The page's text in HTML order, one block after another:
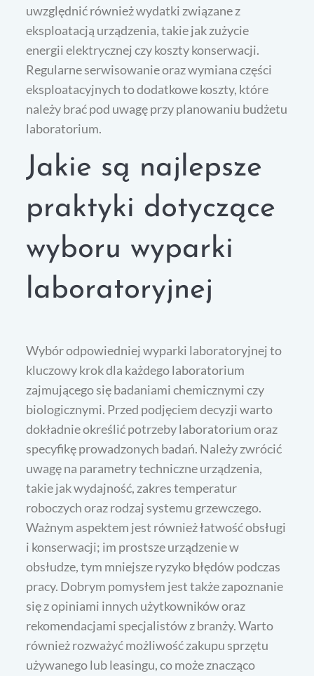
uwzględnić również wydatki związane z
eksploatacją urządzenia, takie jak zużycie
energii elektrycznej czy koszty konserwacji.
Regularne serwisowanie oraz wymiana części
eksploatacyjnych to dodatkowe koszty, które
należy brać pod uwagę przy planowaniu budżetu
laboratorium.
Jakie są najlepsze
praktyki dotyczące
wyboru wyparki
laboratoryjnej
Wybór odpowiedniej wyparki laboratoryjnej to
kluczowy krok dla każdego laboratorium
zajmującego się badaniami chemicznymi czy
biologicznymi. Przed podjęciem decyzji warto
dokładnie określić potrzeby laboratorium oraz
specyfikę prowadzonych badań. Należy zwrócić
uwagę na parametry techniczne urządzenia,
takie jak wydajność, zakres temperatur
roboczych oraz rodzaj systemu grzewczego.
Ważnym aspektem jest również łatwość obsługi
i konserwacji; im prostsze urządzenie w
obsłudze, tym mniejsze ryzyko błędów podczas
pracy. Dobrym pomysłem jest także zapoznanie
się z opiniami innych użytkowników oraz
rekomendacjami specjalistów z branży. Warto
również rozważyć możliwość zakupu sprzętu
używanego lub leasingu, co może znacząco